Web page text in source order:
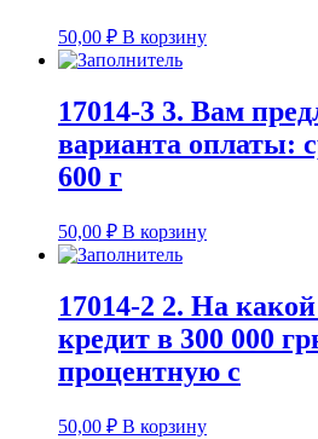
50,00 ₽ В корзину
17014-3 3. Вам
варианта оплаты:
600 г
50,00 ₽ В корзину
17014-2 2. На
кредит в 300 000
процентную с
50,00 ₽ В корзину